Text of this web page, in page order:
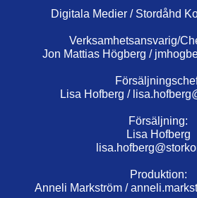
Digitala Medier / Stordåhd
Verksamhetsansvarig/
Jon Mattias Högberg /
Lisa Hofberg /
Försäljning:
Lisa Hofberg
Produktion:
Anneli Markström /